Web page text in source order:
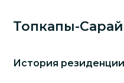
Топкапы-Сарай
История